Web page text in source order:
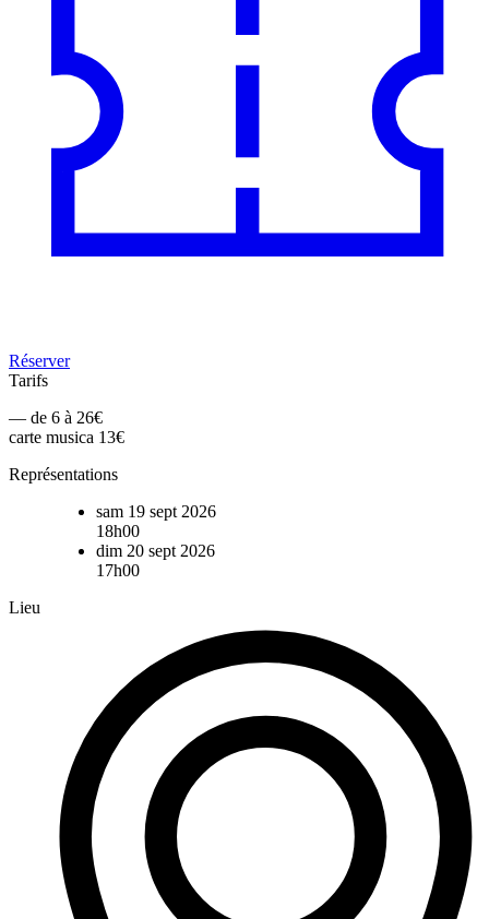
Réserver
Tarifs
— de 6 à 26€
carte musica 13€
Représentations
sam 19 sept 2026
18h00
dim 20 sept 2026
17h00
Lieu